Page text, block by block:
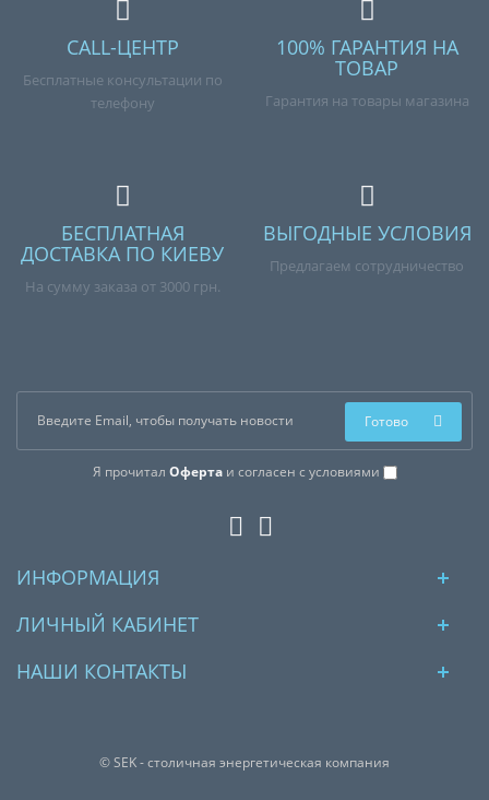
CALL-ЦЕНТР
Бесплатные консультации по
телефону
100% ГАРАНТИЯ НА
ТОВАР
Гарантия на товары магазина
БЕСПЛАТНАЯ
ДОСТАВКА ПО КИЕВУ
На сумму заказа от 3000 грн.
ВЫГОДНЫЕ УСЛОВИЯ
Предлагаем сотрудничество
Я прочитал Офертаи согласен с условиями
Готово
ИНФОРМАЦИЯ
ЛИЧНЫЙ КАБИНЕТ
НАШИ КОНТАКТЫ
© SEK - столичная энергетическая компания